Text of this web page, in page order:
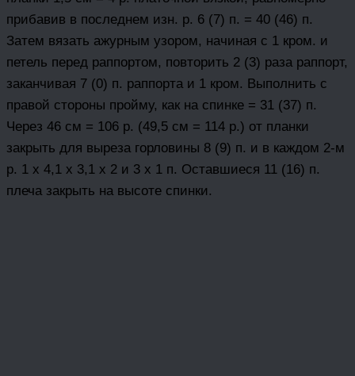
прибавив в последнем изн. р. 6 (7) п. = 40 (46) п.
Затем вязать ажурным узором, начиная с 1 кром. и
петель перед раппортом, повторить 2 (3) раза раппорт,
заканчивая 7 (0) п. раппорта и 1 кром. Выполнить с
правой стороны пройму, как на спинке = 31 (37) п.
Через 46 см = 106 р. (49,5 см = 114 р.) от планки
закрыть для выреза горловины 8 (9) п. и в каждом 2-м
р. 1 х 4,1 х 3,1 х 2 и 3 х 1 п. Оставшиеся 11 (16) п.
плеча закрыть на высоте спинки.